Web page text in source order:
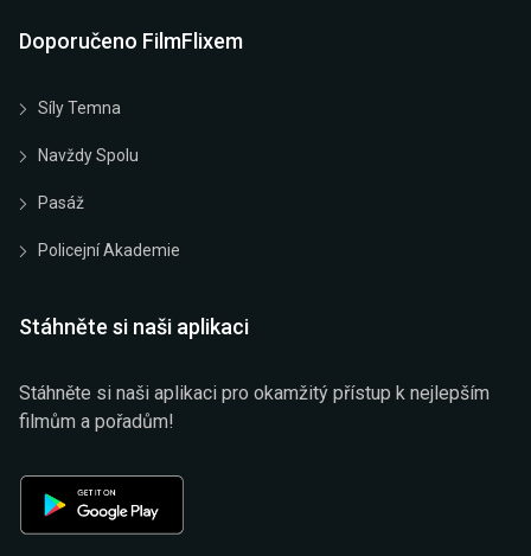
Doporučeno FilmFlixem
Síly Temna
Navždy Spolu
Pasáž
Policejní Akademie
Stáhněte si naši aplikaci
Stáhněte si naši aplikaci pro okamžitý přístup k nejlepším
filmům a pořadům!